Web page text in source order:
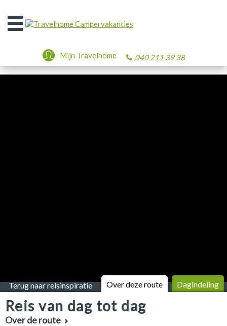
Open
het
040 211 39 38
Mijn Travelhome
Terug naar reisinspiratie Over deze route Dagindeling
Reis van dag tot dag
Over de route